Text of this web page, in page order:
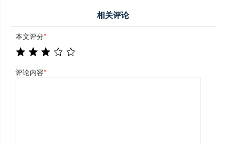
相关评论
本文评分*
评论内容*